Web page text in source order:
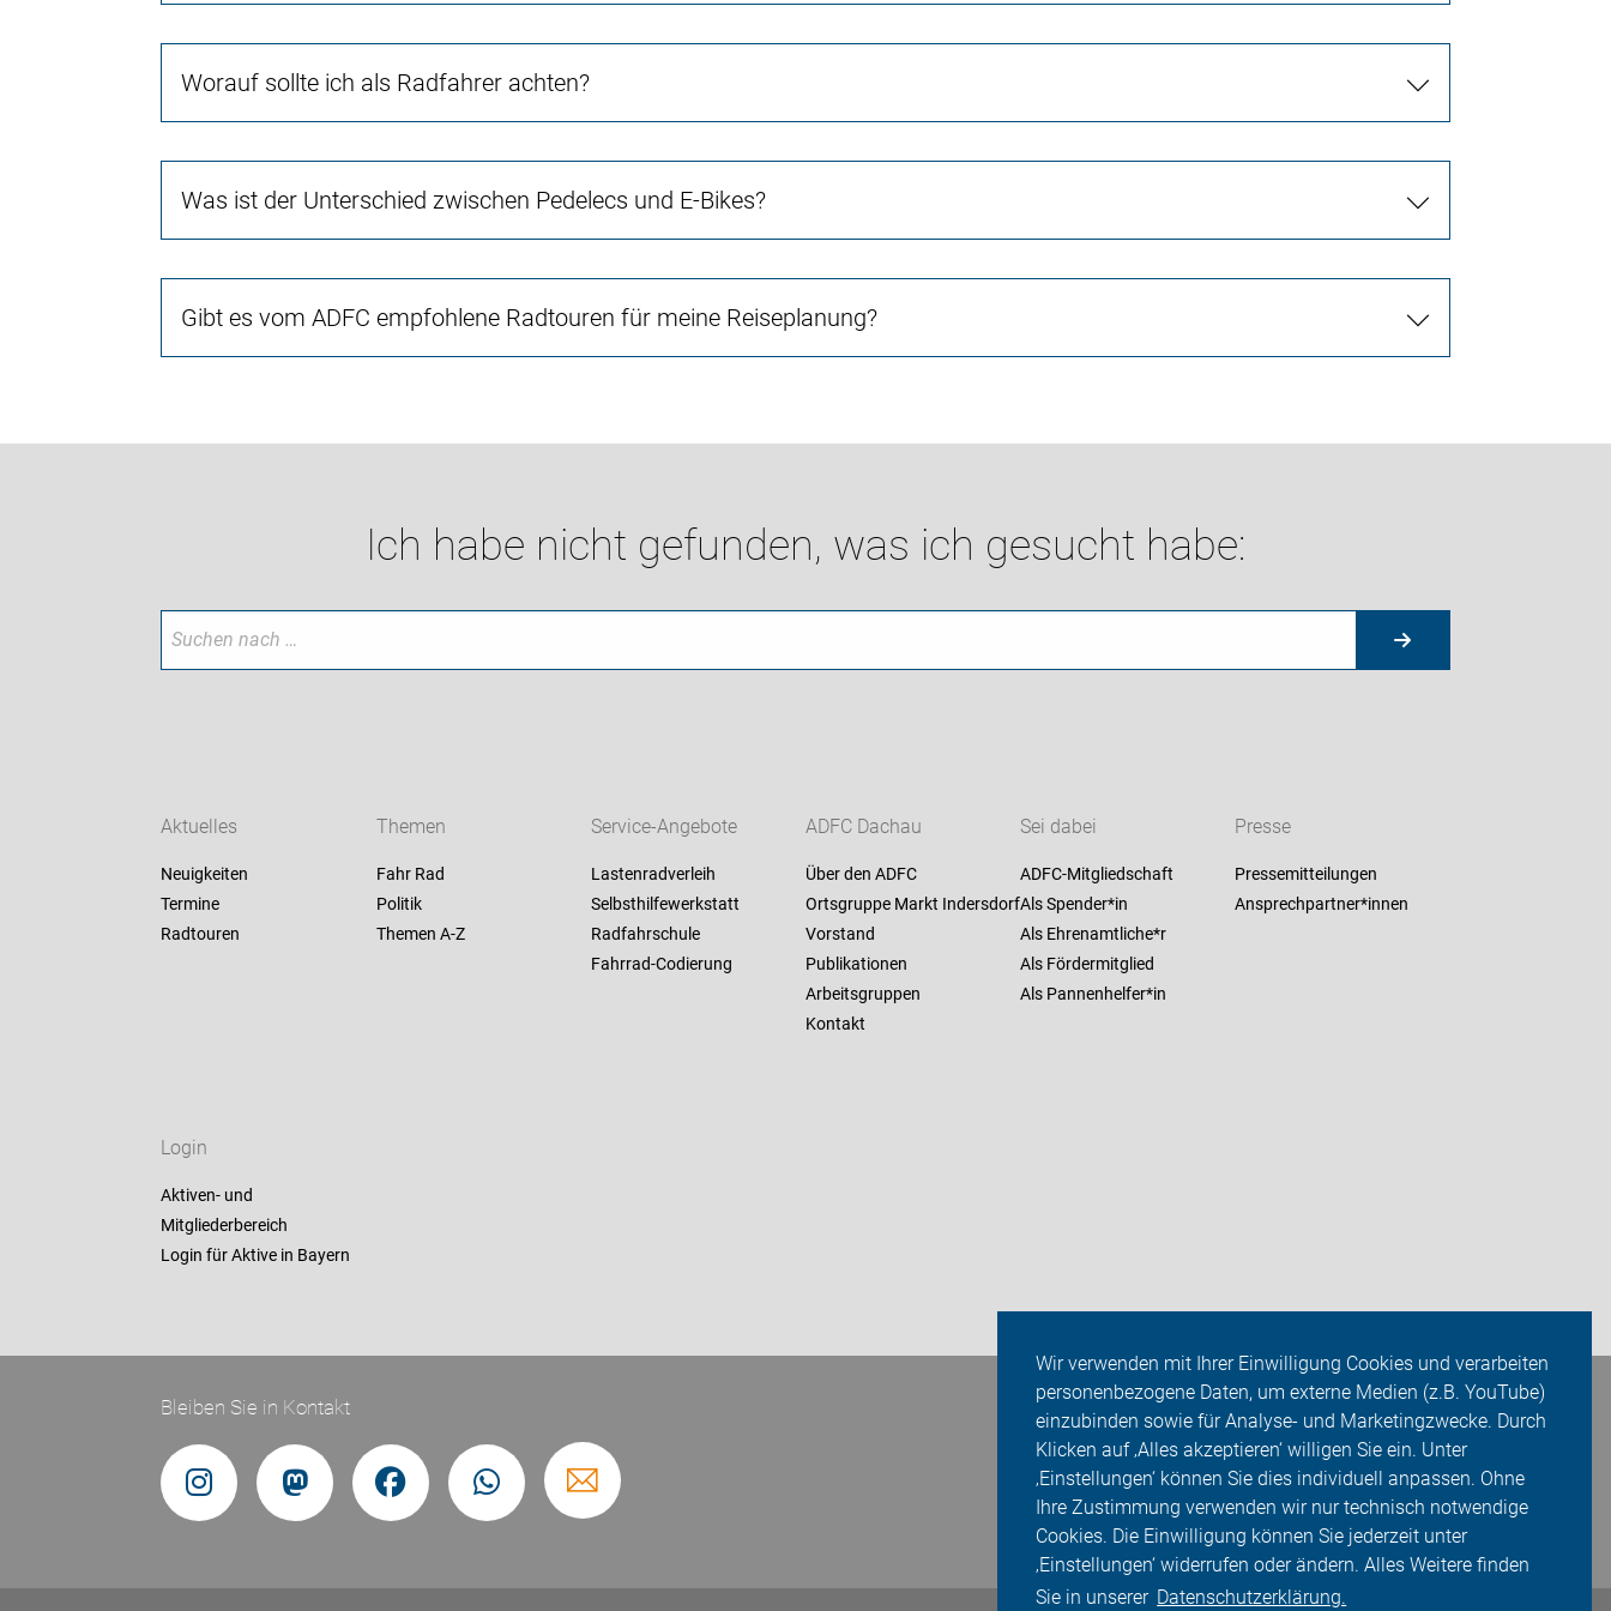
Wir verwenden mit Ihrer Einwilligung Cookies und verarbeiten
personenbezogene Daten, um externe Medien (z.B. YouTube)
einzubinden sowie für Analyse- und Marketingzwecke. Durch
Klicken auf ‚Alles akzeptieren‘ willigen Sie ein. Unter
‚Einstellungen‘ können Sie dies individuell anpassen. Ohne
Ihre Zustimmung verwenden wir nur technisch notwendige
Cookies. Die Einwilligung können Sie jederzeit unter
‚Einstellungen‘ widerrufen oder ändern. Alles Weitere finden
Sie in unserer Datenschutzerklärung.
Worauf sollte ich als Radfahrer achten?
Was ist der Unterschied zwischen Pedelecs und E-Bikes?
Gibt es vom ADFC empfohlene Radtouren für meine Reiseplanung?
Ich habe nicht gefunden, was ich gesucht habe:
Aktuelles
Neuigkeiten
Termine
Radtouren
Themen
Fahr Rad
Politik
Themen A-Z
Service-Angebote
Lastenradverleih
Selbsthilfewerkstatt
Radfahrschule
Fahrrad-Codierung
ADFC Dachau
Über den ADFC
Ortsgruppe Markt Indersdorf
Vorstand
Publikationen
Arbeitsgruppen
Kontakt
Sei dabei
ADFC-Mitgliedschaft
Als Spender*in
Als Ehrenamtliche*r
Als Fördermitglied
Als Pannenhelfer*in
Presse
Pressemitteilungen
Ansprechpartner*innen
Login
Aktiven- und
Mitgliederbereich
Login für Aktive in Bayern
Bleiben Sie in Kontakt